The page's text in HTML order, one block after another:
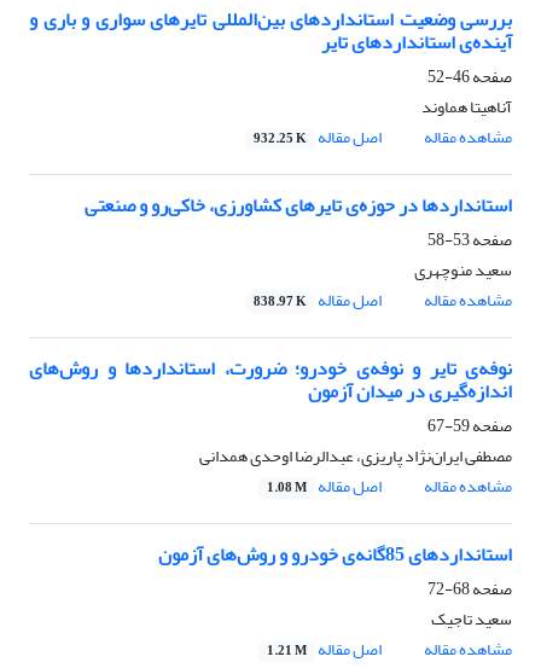
بررسی وضعیت استانداردهای بین‌المللی تایرهای سواری و باری و
آینده‌ی استانداردهای تایر
صفحه46-52
آناهیتا هماوند
مشاهده مقاله
اصل مقاله 932.25 K
استانداردها در حوزه‌ی تایرهای کشاورزی، خاکی‌رو و صنعتی
صفحه53-58
سعید منوچهری
مشاهده مقاله
اصل مقاله 838.97 K
نوفه‌ی تایر و نوفه‌ی خودرو؛ ضرورت، استانداردها و روش‌های
اندازه‌گیری در میدان آزمون
صفحه59-67
مصطفی ایران‌نژاد پاریزی، عبدالرضا اوحدی همدانی
مشاهده مقاله
اصل مقاله 1.08 M
استانداردهای 85گانه‌ی خودرو و روش‌های آزمون
صفحه68-72
سعید تاجیک
مشاهده مقاله
اصل مقاله 1.21 M